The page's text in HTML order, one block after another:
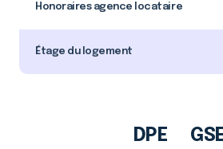
Honoraires agence locataire
Étage du logement
DPE